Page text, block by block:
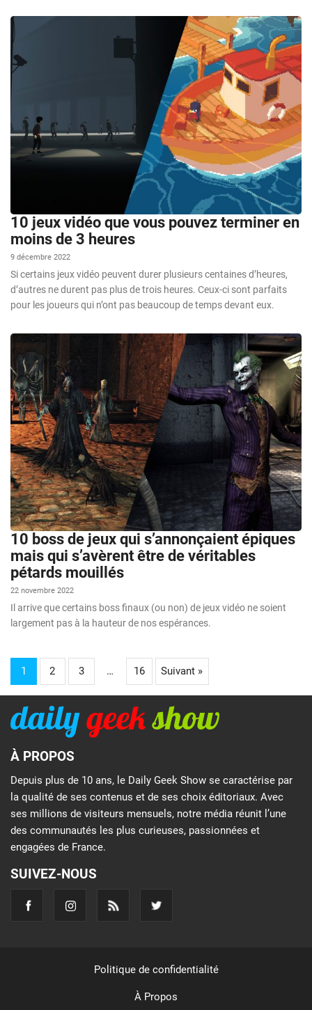
10 jeux vidéo que vous pouvez terminer en
moins de 3 heures
9 décembre 2022
Si certains jeux vidéo peuvent durer plusieurs centaines d’heures,
d’autres ne durent pas plus de trois heures. Ceux-ci sont parfaits
pour les joueurs qui n’ont pas beaucoup de temps devant eux.
10 boss de jeux qui s’annonçaient épiques
mais qui s’avèrent être de véritables
pétards mouillés
22 novembre 2022
Il arrive que certains boss finaux (ou non) de jeux vidéo ne soient
largement pas à la hauteur de nos espérances.
1 2 3 … 16 Suivant »
À PROPOS
Depuis plus de 10 ans, le Daily Geek Show se caractérise par
la qualité de ses contenus et de ses choix éditoriaux. Avec
ses millions de visiteurs mensuels, notre média réunit l’une
des communautés les plus curieuses, passionnées et
engagées de France.
SUIVEZ-NOUS
Politique de confidentialité
À Propos